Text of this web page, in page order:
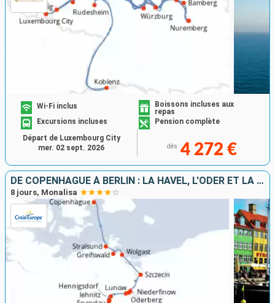
Wi-Fi inclus
Boissons incluses aux
repas
Excursions incluses
Pension complète
dès 4 272 €
Départ de Luxembourg City
mer. 02 sept. 2026
DE COPENHAGUE À BERLIN : LA HAVEL, L'ODER ET LA MER BALTIQUE
8 jours, Monalisa